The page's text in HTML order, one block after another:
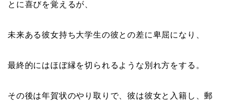
とに喜びを覚えるが、
未来ある彼女持ち大学生の彼との差に卑屈になり、
最終的にはほぼ縁を切られるような別れ方をする。
その後は年賀状のやり取りで、彼は彼女と入籍し、郵